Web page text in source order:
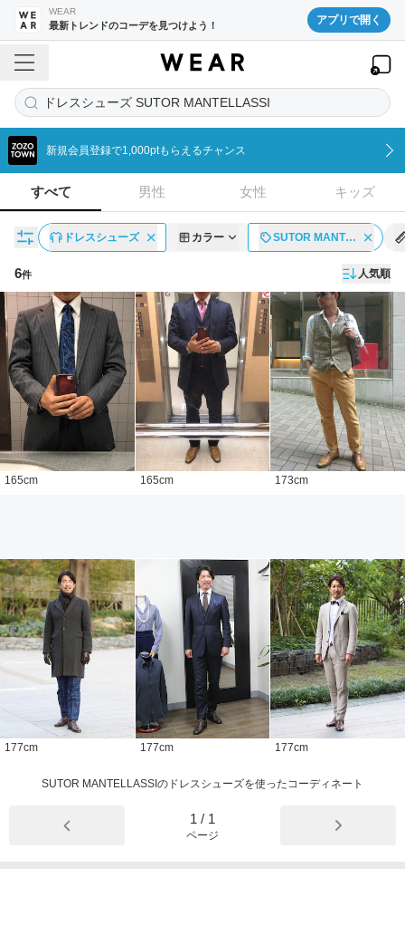
WEAR
最新トレンドのコーデを見つけよう！ アプリで開く
ドレスシューズ SUTOR MANTELLASSI
新規会員登録で1,000ptもらえるチャンス
すべて 男性 女性 キッズ
ドレスシューズ カラー SUTOR MANT…
6件 人気順
コーディネート一覧
165cm 165cm 173cm
177cm 177cm 177cm
SUTOR MANTELLASSIのドレスシューズを使ったコーディネート
1 / 1
ページ